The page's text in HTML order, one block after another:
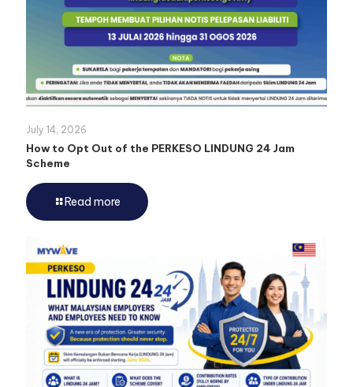
July 14, 2026
How to Opt Out of the PERKESO LINDUNG 24 Jam
Scheme
Read more